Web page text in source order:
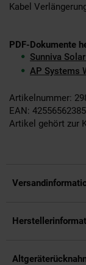
Kabel
PDF-Dokumente
Sunniva
AP Systems
Artikelnummer:
EAN:
Artikel gehört zur